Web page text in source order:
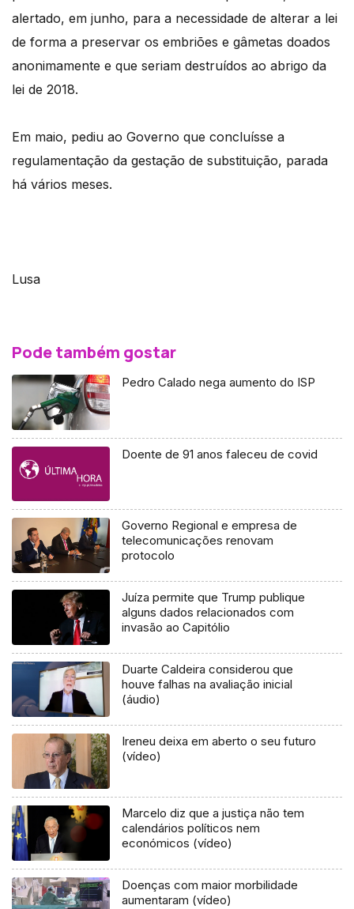
alertado, em junho, para a necessidade de alterar a lei
de forma a preservar os embriões e gâmetas doados
anonimamente e que seriam destruídos ao abrigo da
lei de 2018.
Em maio, pediu ao Governo que concluísse a
regulamentação da gestação de substituição, parada
há vários meses.
Lusa
Pode também gostar
Pedro Calado nega aumento do ISP
Doente de 91 anos faleceu de covid
Governo Regional e empresa de
telecomunicações renovam
protocolo
Juíza permite que Trump publique
alguns dados relacionados com
invasão ao Capitólio
Duarte Caldeira considerou que
houve falhas na avaliação inicial
(áudio)
Ireneu deixa em aberto o seu futuro
(vídeo)
Marcelo diz que a justiça não tem
calendários políticos nem
económicos (vídeo)
Doenças com maior morbilidade
aumentaram (vídeo)